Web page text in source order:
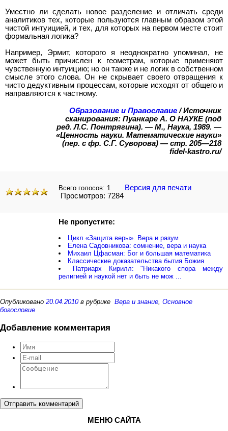
Уместно ли сделать новое разделение и отличать среди
аналитиков тех, которые пользуются главным образом этой
чистой интуицией, и тех, для которых на первом месте стоит
формальная логика?
Например, Эрмит, которого я неоднократно упоминал, не
может быть причислен к геометрам, которые применяют
чувственную интуицию; но он также и не логик в собственном
смысле этого слова. Он не скрывает своего отвращения к
чисто дедуктивным процессам, которые исходят от общего и
направляются к частному.
Образование и Православие / Источник
сканирования: Пуанкаре А. О НАУКЕ (под
ред. Л.С. Понтрягина). — М., Наука, 1989. —
«Ценность науки. Математические науки»
(пер. с фр. С.Г. Суворова) — стр. 205—218
fidel-kastro.ru/
Всего голосов: 1
Версия для печати
Просмотров: 7284
Не пропустите:
Цикл «Защита веры». Вера и разум
Елена Садовникова: сомнение, вера и наука
Михаил Цфасман: Бог и большая математика
Классические доказательства бытия Божия
Патриарх Кирилл: "Никакого спора между
религией и наукой нет и быть не мож ...
Опубликовано 20.04.2010в рубрике Вера и знание Основное
богословие
Добавление комментария
Отправить комментарий
МЕНЮ САЙТА